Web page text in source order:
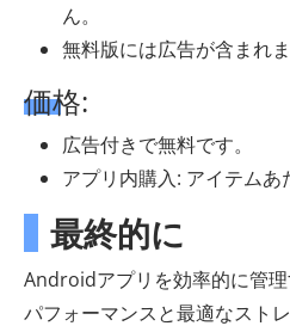
ん。
無料版には広告が含まれま
価格:
広告付きで無料です。
アプリ内購入: アイテムあ
最終的に
Androidアプリを効率的に管
パフォーマンスと最適なスト